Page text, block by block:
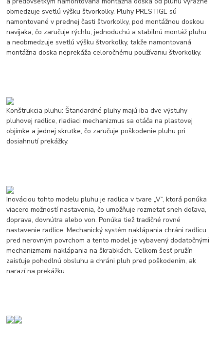
obmedzuje svetlú výšku štvorkolky. Pluhy PRESTIGE sú
namontované v prednej časti štvorkolky, pod montážnou doskou
navijaka, čo zaručuje rýchlu, jednoduchú a stabilnú montáž pluhu
a neobmedzuje svetlú výšku štvorkolky, takže namontovaná
montážna doska neprekáža celoročnému používaniu štvorkolky.
Konštrukcia pluhu: Štandardné pluhy majú iba dve výstuhy
pluhovej radlice, riadiaci mechanizmus sa otáča na plastovej
objímke a jednej skrutke, čo zaručuje poškodenie pluhu pri
dosiahnutí prekážky.
Inováciou tohto modelu pluhu je radlica v tvare „V“, ktorá ponúka
viacero možností nastavenia, čo umožňuje rozmetať sneh doľava,
doprava, dovnútra alebo von. Ponúka tiež tradičné rovné
nastavenie radlice. Mechanický systém naklápania chráni radlicu
pred nerovným povrchom a tento model je vybavený dodatočnými
mechanizmami naklápania na škrabkách. Celkom šesť pružín
zaisťuje pohodlnú obsluhu a chráni pluh pred poškodením, ak
narazí na prekážku.